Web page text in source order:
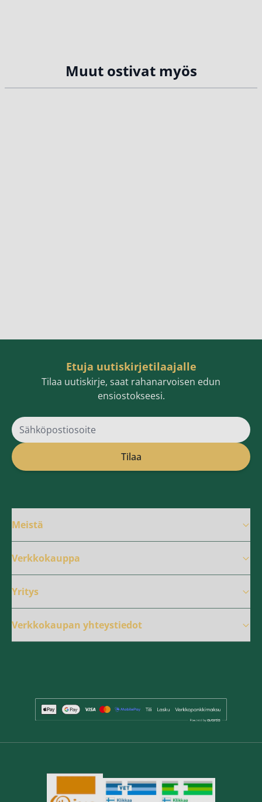
Muut ostivat myös
Etuja uutiskirjetilaajalle
Tilaa uutiskirje, saat rahanarvoisen edun
ensiostokseesi.
Sähköpostiosoite
Tilaa
Meistä
Verkkokauppa
Yritys
Verkkokaupan yhteystiedot